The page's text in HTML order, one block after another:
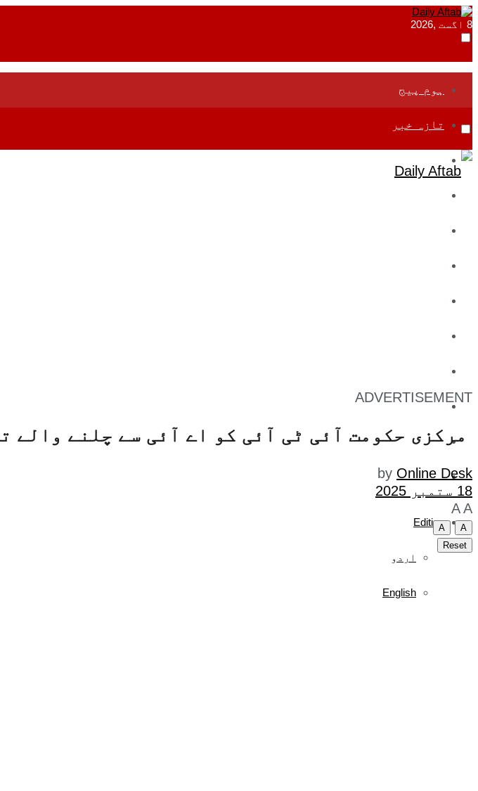
8 اگست ,2026
ہوم پیج
تازہ خبر
تفریح
صحت
آج کا اخبار
Edition
اردو
English
ADVERTISEMENT
مرکزی حکومت آئی ٹی آئی کو اے آئی سے چلنے والے
by Online Desk
18 ستمبر 2025
A A
A
A
Reset